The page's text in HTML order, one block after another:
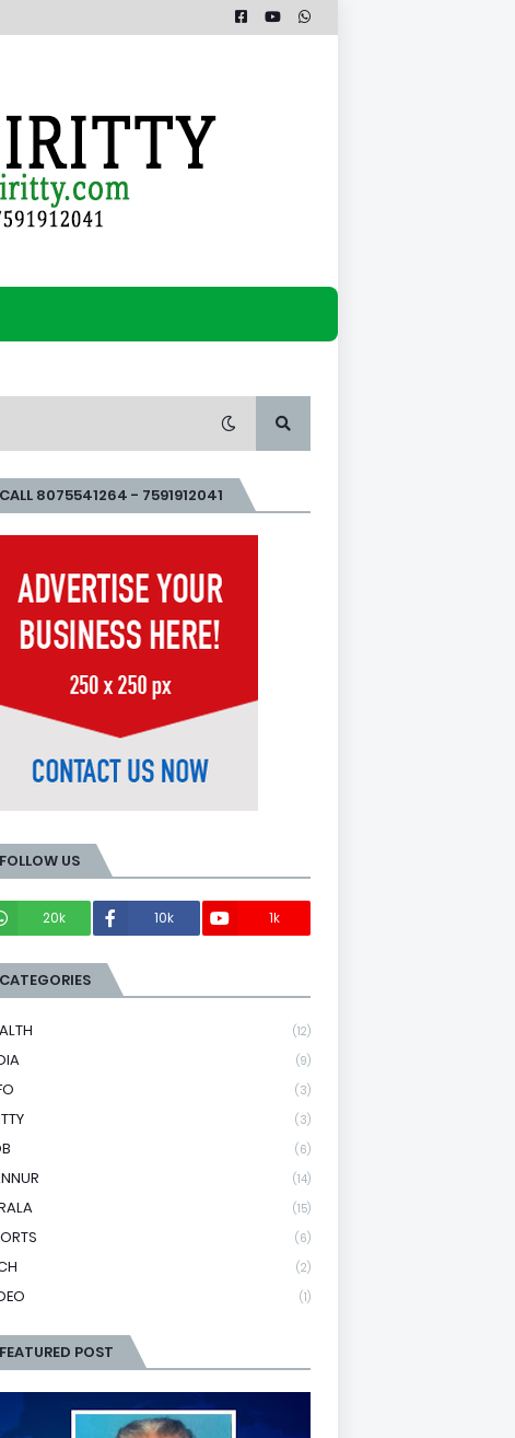
CALL 8075541264 - 7591912041
FOLLOW US
20k
10k 1k
CATEGORIES
(12)
(9)
(3)
(3)
(6)
(14)
(15)
(6)
(2)
(1)
FEATURED POST